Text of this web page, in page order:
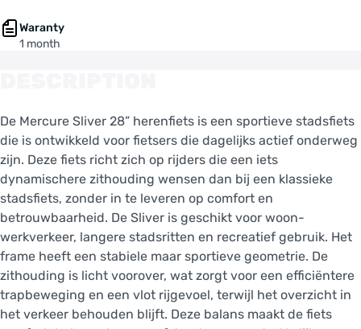
Waranty
1 month
De Mercure Sliver 28” herenfiets is een sportieve stadsfiets
die is ontwikkeld voor fietsers die dagelijks actief onderweg
zijn. Deze fiets richt zich op rijders die een iets
dynamischere zithouding wensen dan bij een klassieke
stadsfiets, zonder in te leveren op comfort en
betrouwbaarheid. De Sliver is geschikt voor woon-
werkverkeer, langere stadsritten en recreatief gebruik. Het
frame heeft een stabiele maar sportieve geometrie. De
zithouding is licht voorover, wat zorgt voor een efficiëntere
trapbeweging en een vlot rijgevoel, terwijl het overzicht in
het verkeer behouden blijft. Deze balans maakt de fiets